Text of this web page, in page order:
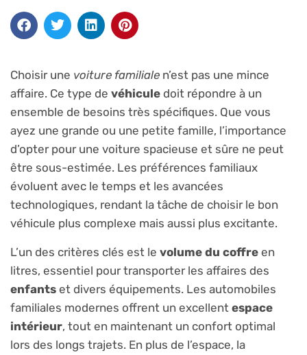
Choisir une voiture familiale n’est pas une mince
affaire. Ce type de véhicule doit répondre à un
ensemble de besoins très spécifiques. Que vous
ayez une grande ou une petite famille, l’importance
d’opter pour une voiture spacieuse et sûre ne peut
être sous-estimée. Les préférences familiaux
évoluent avec le temps et les avancées
technologiques, rendant la tâche de choisir le bon
véhicule plus complexe mais aussi plus excitante.
L’un des critères clés est le volume du coffre en
litres, essentiel pour transporter les affaires des
enfants et divers équipements. Les automobiles
familiales modernes offrent un excellent espace
intérieur, tout en maintenant un confort optimal
lors des longs trajets. En plus de l’espace, la